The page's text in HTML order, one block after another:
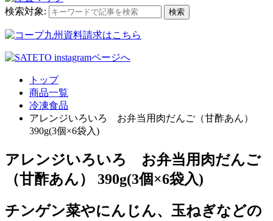
検索対象: 検索
トップ
商品一覧
冷凍食品
アレンジいろいろ お弁当用肉だんご（甘酢あん）
390g(3個×6袋入)
アレンジいろいろ お弁当用肉だんご
（甘酢あん） 390g(3個×6袋入)
チンゲン菜やにんじん、玉ねぎなどの